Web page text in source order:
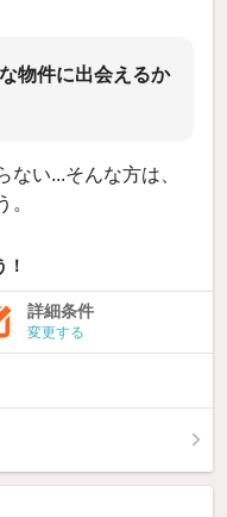
物件に出会えるか
い...そんな方は、
。
詳細条件
変更する